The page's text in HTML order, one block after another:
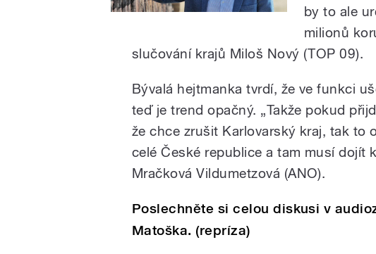
by to ale
milionů
slučování krajů Miloš Nový (TOP 09).
Bývalá hejtmanka tvrdí, že ve funkci
teď je trend opačný. „Takže pokud
že chce zrušit Karlovarský kraj, tak to
celé České republice a tam musí dojít
Mračková Vildumetzová (ANO).
Poslechněte si celou diskusi v
Matoška. (repríza)